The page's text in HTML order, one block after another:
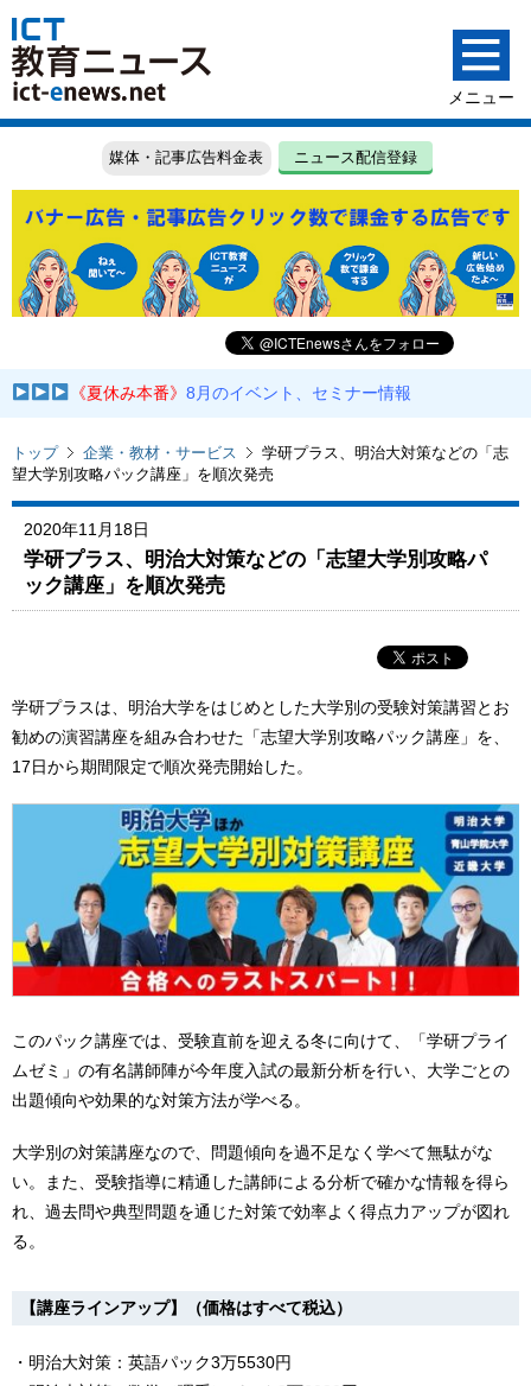
媒体・記事広告料金表 ニュース配信登録
《夏休み本番》8月のイベント、セミナー情報
トップ 企業・教材・サービス
学研プラス、明治大対策などの「志
望大学別攻略パック講座」を順次発売
2020年11月18日
学研プラス、明治大対策などの「志望大学別攻略パ
ック講座」を順次発売
学研プラスは、明治大学をはじめとした大学別の受験対策講習とお
勧めの演習講座を組み合わせた「志望大学別攻略パック講座」を、
17日から期間限定で順次発売開始した。
このパック講座では、受験直前を迎える冬に向けて、「学研プライ
ムゼミ」の有名講師陣が今年度入試の最新分析を行い、大学ごとの
出題傾向や効果的な対策方法が学べる。
大学別の対策講座なので、問題傾向を過不足なく学べて無駄がな
い。また、受験指導に精通した講師による分析で確かな情報を得ら
れ、過去問や典型問題を通じた対策で効率よく得点力アップが図れ
る。
【講座ラインアップ】（価格はすべて税込）
・明治大対策：英語パック3万5530円